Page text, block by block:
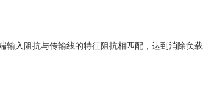
入阻抗与传输线的特征阻抗相匹配，达到消除负